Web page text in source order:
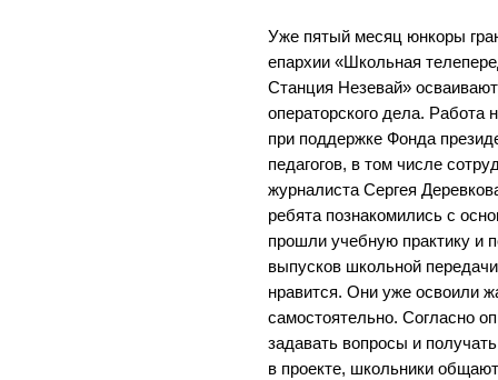
Уже пятый месяц юнкоры
епархии «Школьная
Станция Незевай»
операторского дела. Работа
при поддержке Фонда
педагогов, в том числе
журналиста Сергея
ребята познакомились с
прошли учебную практику и
выпусков школьной
нравится. Они уже освоили
самостоятельно. Согласно
задавать вопросы и
в проекте, школьники